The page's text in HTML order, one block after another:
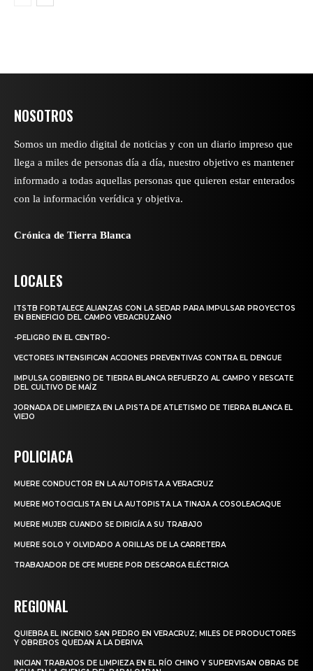
NOSOTROS
Somos un medio digital de noticias y con un diario impreso que
llega a miles de personas día a día, nuestro objetivo es mantener
informado a todas aquellas personas que quieren estar enterados
con la información verídica y objetiva.
Crónica de Tierra Blanca
LOCALES
ITSTB FORTALECE ALIANZAS CON LA SEDAR PARA IMPULSAR PROYECTOS
EN BENEFICIO DEL CAMPO VERACRUZANO
-PELIGRO EN EL CENTRO-
VECTORES INTENSIFICAN ACCIONES PREVENTIVAS CONTRA EL DENGUE
IMPULSA GOBIERNO DE TIERRA BLANCA REFUERZO AL CAMPO Y RESCATE
DEL CULTIVO DE MAÍZ
JORNADA DE LIMPIEZA EN LA PISTA DE ATLETISMO DE TIERRA BLANCA EL
VIEJO
POLICIACA
MUERE CONDUCTOR EN LA AUTOPISTA A VERACRUZ
MUERE MOTOCICLISTA EN LA AUTOPISTA LA TINAJA A COSOLEACAQUE
MUERE MUJER CUANDO SE DIRIGÍA A SU TRABAJO
MUERE SOLO Y OLVIDADO A ORILLAS DE LA CARRETERA
TRABAJADOR DE CFE MUERE POR DESCARGA ELÉCTRICA
REGIONAL
QUIEBRA EL INGENIO SAN PEDRO EN VERACRUZ; MILES DE PRODUCTORES
Y OBREROS QUEDAN A LA DERIVA
INICIAN TRABAJOS DE LIMPIEZA EN EL RÍO CHINO Y SUPERVISAN OBRAS DE